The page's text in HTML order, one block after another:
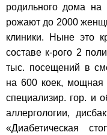
родильного дома на
рожают до 2000
клиники. Ныне это
составе к-рого 2
тыс. посещений в
на 600 коек, мощная
специализир. гор. и
аллергологии,
«Диабетическая